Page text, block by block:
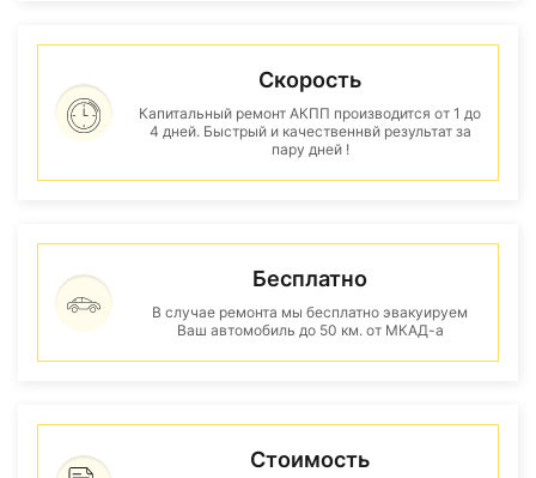
Скорость
Капитальный ремонт АКПП производится от 1 до
4 дней. Быстрый и качественнвй результат за
пару дней !
Бесплатно
В случае ремонта мы бесплатно эвакуируем
Ваш автомобиль до 50 км. от МКАД-а
Стоимость